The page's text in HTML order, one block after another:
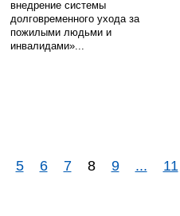
внедрение системы
долговременного ухода за
пожилыми людьми и
инвалидами»...
5 6 7 8 9 ... 11